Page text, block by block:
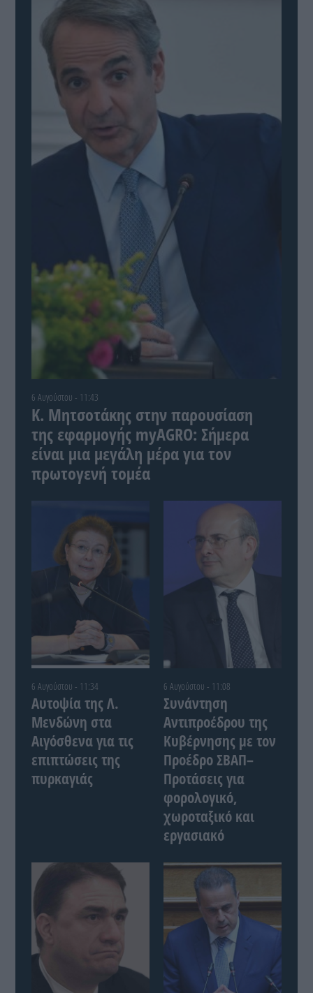
6 Αυγούστου - 11:43
Κ. Μητσοτάκης στην παρουσίαση
της εφαρμογής myAGRO: Σήμερα
είναι μια μεγάλη μέρα για τον
πρωτογενή τομέα
6 Αυγούστου - 11:34
Αυτοψία της Λ.
Μενδώνη στα
Αιγόσθενα για τις
επιπτώσεις της
πυρκαγιάς
6 Αυγούστου - 11:08
Συνάντηση
Αντιπροέδρου της
Κυβέρνησης με τον
Προέδρο ΣΒΑΠ–
Προτάσεις για
φορολογικό,
χωροταξικό και
εργασιακό